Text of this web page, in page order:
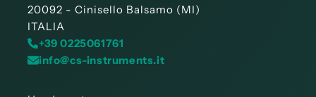
20092 - Cinisello Balsamo (MI)
ITALIA
+39 0225061761
info@cs-instruments.it